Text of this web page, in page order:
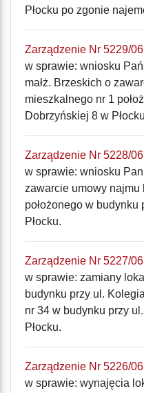
Płocku po zgonie
Zarządzenie Nr 5229/
w sprawie: wniosku
małż. Brzeskich o
mieszkalnego nr 1
Dobrzyńskiej 8 w
Zarządzenie Nr 5228/
w sprawie: wniosku
zawarcie umowy
położonego w
Płocku.
Zarządzenie Nr 5227/
w sprawie: zamiany
budynku przy ul.
nr 34 w budynku przy
Płocku.
Zarządzenie Nr 5226/
w sprawie: wynajęcia